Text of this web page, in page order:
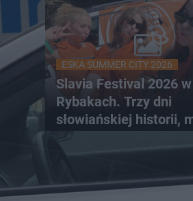
ESKA SUMMER CITY 2026
Slavia Festival 2026 w
Rybakach. Trzy dni
słowiańskiej historii,
Łańskim